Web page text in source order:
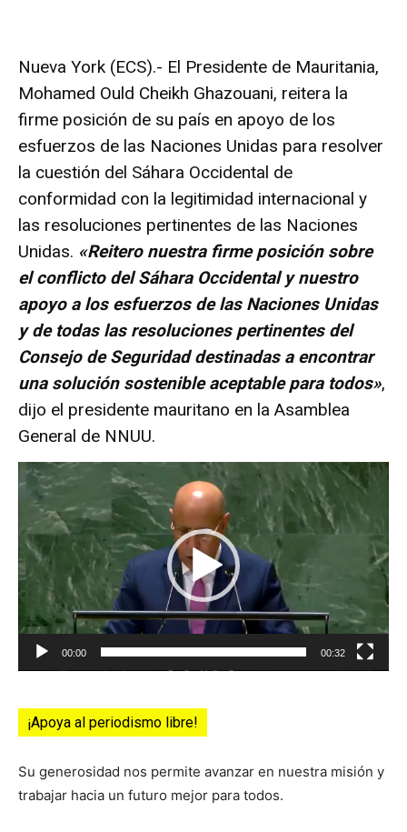
Nueva York (ECS).- El Presidente de Mauritania,
Mohamed Ould Cheikh Ghazouani, reitera la
firme posición de su país en apoyo de los
esfuerzos de las Naciones Unidas para resolver
la cuestión del Sáhara Occidental de
conformidad con la legitimidad internacional y
las resoluciones pertinentes de las Naciones
Unidas. «Reitero nuestra firme posición sobre
el conflicto del Sáhara Occidental y nuestro
apoyo a los esfuerzos de las Naciones Unidas
y de todas las resoluciones pertinentes del
Consejo de Seguridad destinadas a encontrar
una solución sostenible aceptable para todos»,
dijo el presidente mauritano en la Asamblea
General de NNUU.
R
o
d
c
o
v
í
00:00 00:32
¡Apoya al periodismo libre!
Su generosidad nos permite avanzar en nuestra misión y
trabajar hacia un futuro mejor para todos.